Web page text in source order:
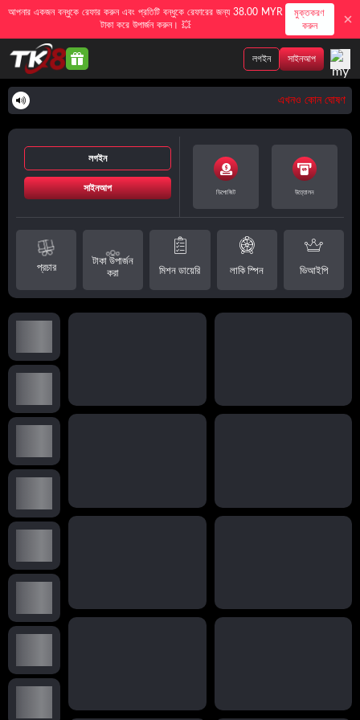
আপনার একজন বন্ধুকে রেফার করুন এবং প্রতিটি বন্ধুকে রেফারের জন্য 38.00 MYR
টাকা করে উপার্জন করুন। 💥
মুক্তকরণ
করুন
সাইনআপ
লগইন
এখনও কোন ঘোষণা নেই
লগইন
সাইনআপ ডিপোজিট উত্তোলন
প্রচার
টাকা উপার্জন
করা
মিশন ডায়েরি লাকি স্পিন ভিআইপি